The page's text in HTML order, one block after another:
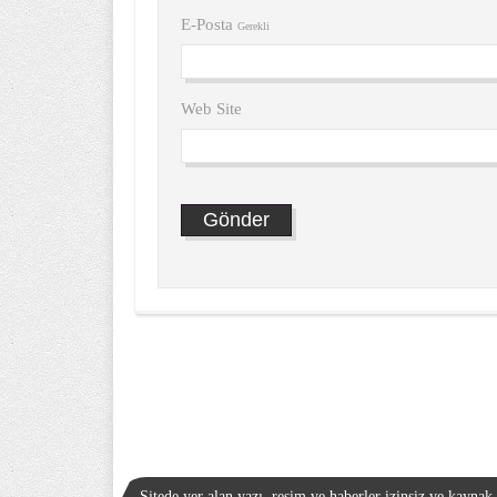
E-Posta Gerekli
Web Site